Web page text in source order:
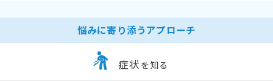
悩みに寄り添うアプローチ
症状 を知る